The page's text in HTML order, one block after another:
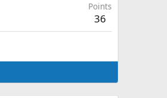
Points
36